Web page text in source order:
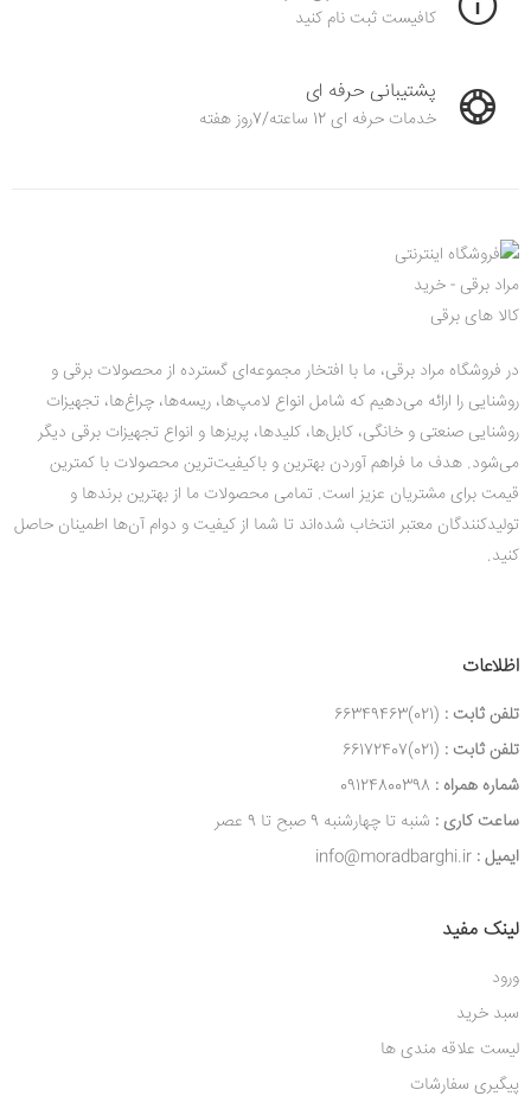
کافیست ثبت نام کنید
پشتیبانی حرفه ای
خدمات حرفه ای 12 ساعته/7روز هفته
در فروشگاه مراد برقی، ما با افتخار مجموعه‌ای گسترده از محصولات برقی و
روشنایی را ارائه می‌دهیم که شامل انواع لامپ‌ها، ریسه‌ها، چراغ‌ها، تجهیزات
روشنایی صنعتی و خانگی، کابل‌ها، کلیدها، پریزها و انواع تجهیزات برقی دیگر
می‌شود. هدف ما فراهم آوردن بهترین و باکیفیت‌ترین محصولات با کمترین
قیمت‌ برای مشتریان عزیز است. تمامی محصولات ما از بهترین برندها و
تولیدکنندگان معتبر انتخاب شده‌اند تا شما از کیفیت و دوام آن‌ها اطمینان حاصل
کنید.
اظلاعات
تلفن ثابت : (021)66349463
تلفن ثابت : (021)66172407
شماره همراه : 09124800398
ساعت کاری : شنبه تا چهارشنبه 9 صبح تا 9 عصر
ایمیل : info@moradbarghi.ir
لینک مفید
ورود
سبد خرید
لیست علاقه مندی ها
پیگیری سفارشات